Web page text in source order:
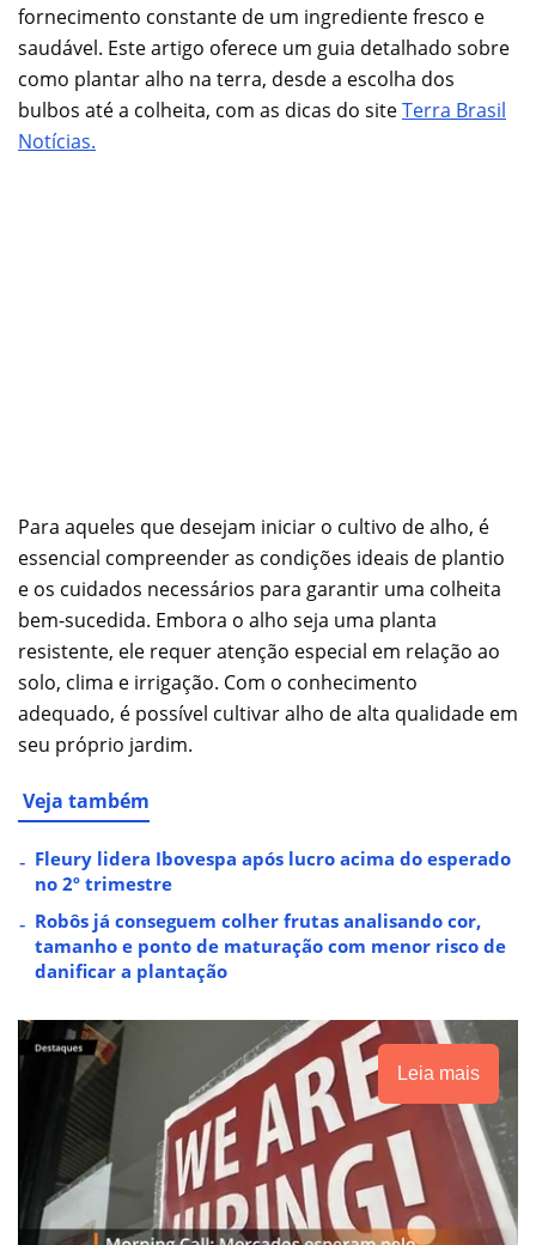
fornecimento constante de um ingrediente fresco e
saudável. Este artigo oferece um guia detalhado sobre
como plantar alho na terra, desde a escolha dos
bulbos até a colheita, com as dicas do siteTerra Brasil
Notícias.
Para aqueles que desejam iniciar o cultivo de alho, é
essencial compreender as condições ideais de plantio
e os cuidados necessários para garantir uma colheita
bem-sucedida. Embora o alho seja uma planta
resistente, ele requer atenção especial em relação ao
solo, clima e irrigação. Com o conhecimento
adequado, é possível cultivar alho de alta qualidade em
seu próprio jardim.
Veja também
Fleury lidera Ibovespa após lucro acima do esperado
no 2º trimestre
Robôs já conseguem colher frutas analisando cor,
tamanho e ponto de maturação com menor risco de
danificar a plantação
Leia mais